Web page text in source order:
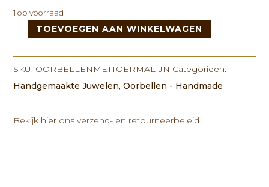
1 op voorraad
Oorbellen
aantal
TOEVOEGEN AAN WINKELWAGEN
SKU: OORBELLENMETTOERMALIJN Categorieën:
Handgemaakte Juwelen,Oorbellen - Handmade
Bekijk hier ons verzend- en retourneerbeleid.